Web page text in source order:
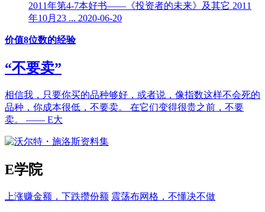
2011年第4-7本好书——《投资者的未来》及其它 2011
年10月23 ... 2020-06-20
价值8位数的经验
“不要卖”
相信我，只要你买的品种够好，或者说，像指数这样不会死的
品种，你成本很低，不要卖。 在它们变得很贵之前，不要
卖。 —— E大
E学院
上涨赚金额，下跌攒份额 震荡布网格，不懂决不做